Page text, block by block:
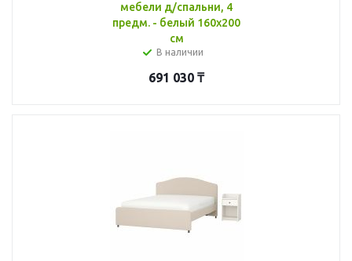
мебели д/спальни, 4
предм. - белый 160x200
см
В наличии
691 030 ₸